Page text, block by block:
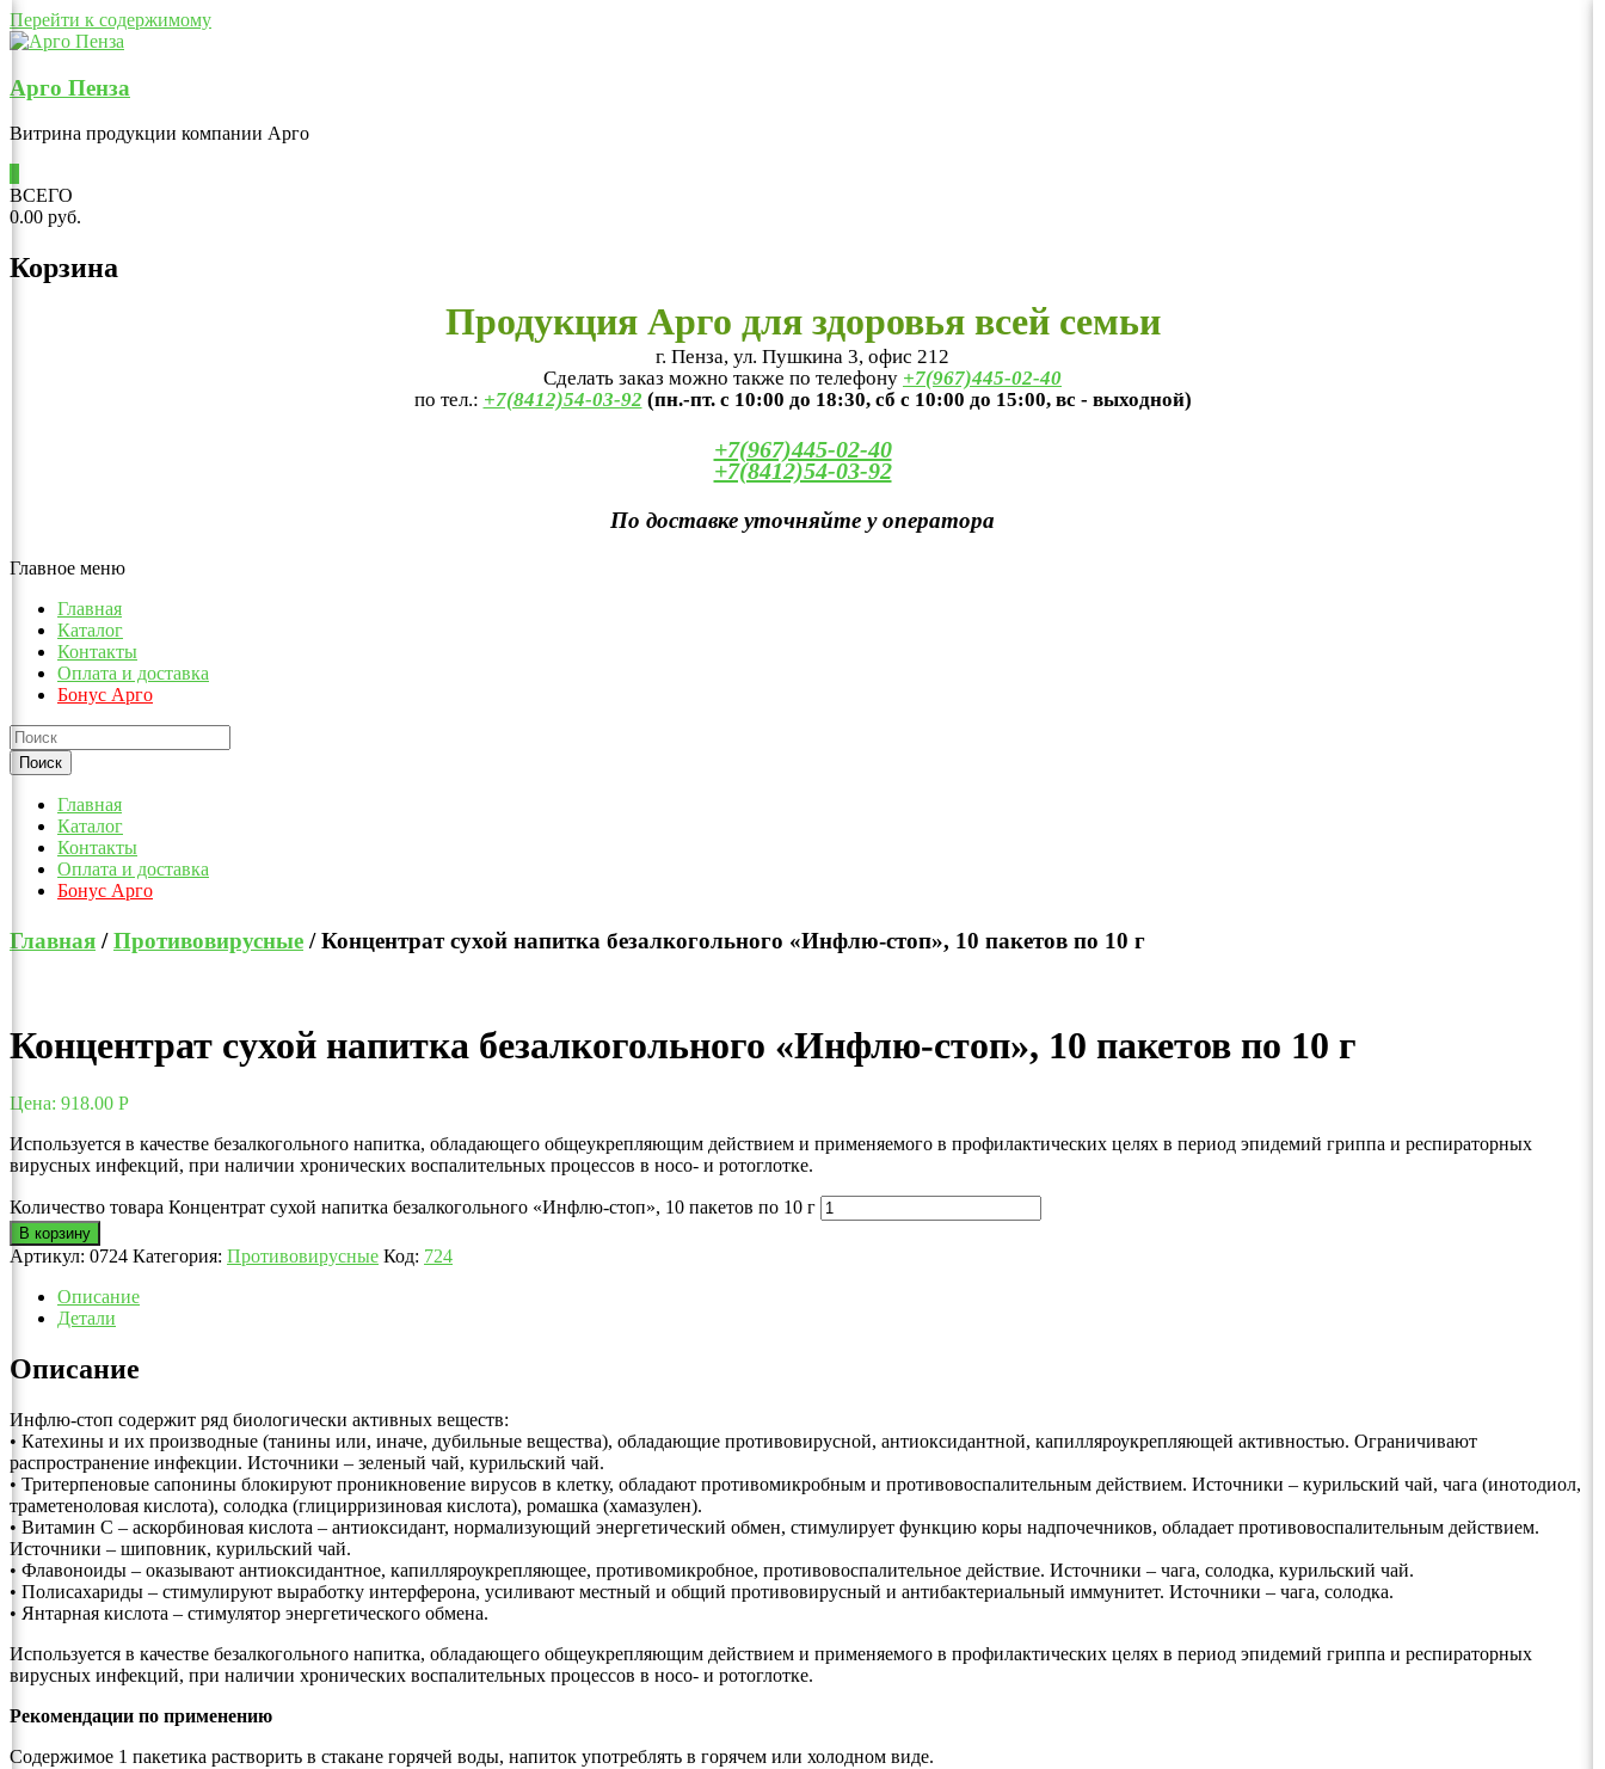
Перейти к содержимому
Арго Пенза
Витрина продукции компании Арго
ВСЕГО
0.00 руб.
Корзина
Продукция Арго для здоровья всей семьи
г. Пенза, ул. Пушкина 3, офис 212
Сделать заказ можно также по телефону +7(967)445-02-40
по тел.: +7(8412)54-03-92 (пн.-пт. с 10:00 до 18:30, сб с 10:00 до 15:00, вс - выходной)
+7(967)445-02-40
+7(8412)54-03-92
По доставке уточняйте у оператора
Главное меню
Главная
Каталог
Контакты
Оплата и доставка
Бонус Арго
Главная
Каталог
Контакты
Оплата и доставка
Бонус Арго
Главная /Противовирусные / Концентрат сухой напитка безалкогольного «Инфлю-стоп», 10 пакетов по 10 г
Концентрат сухой напитка безалкогольного «Инфлю-стоп», 10 пакетов по 10 г
Цена: 918.00 Р
Используется в качестве безалкогольного напитка, обладающего общеукрепляющим действием и применяемого в профилактических целях в период эпидемий гриппа и респираторных
вирусных инфекций, при наличии хронических воспалительных процессов в носо- и ротоглотке.
Количество товара Концентрат сухой напитка безалкогольного «Инфлю-стоп», 10 пакетов по 10 г
В корзину
Артикул: 0724 Категория: Противовирусные Код: 724
Описание
Детали
Описание
Инфлю-стоп содержит ряд биологически активных веществ:
• Катехины и их производные (танины или, иначе, дубильные вещества), обладающие противовирусной, антиоксидантной, капилляроукрепляющей активностью. Ограничивают
распространение инфекции. Источники – зеленый чай, курильский чай.
• Тритерпеновые сапонины блокируют проникновение вирусов в клетку, обладают противомикробным и противовоспалительным действием. Источники – курильский чай, чага (инотодиол,
траметеноловая кислота), солодка (глицирризиновая кислота), ромашка (хамазулен).
• Витамин С – аскорбиновая кислота – антиоксидант, нормализующий энергетический обмен, стимулирует функцию коры надпочечников, обладает противовоспалительным действием.
Источники – шиповник, курильский чай.
• Флавоноиды – оказывают антиоксидантное, капилляроукрепляющее, противомикробное, противовоспалительное действие. Источники – чага, солодка, курильский чай.
• Полисахариды – стимулируют выработку интерферона, усиливают местный и общий противовирусный и антибактериальный иммунитет. Источники – чага, солодка.
• Янтарная кислота – стимулятор энергетического обмена.
Используется в качестве безалкогольного напитка, обладающего общеукрепляющим действием и применяемого в профилактических целях в период эпидемий гриппа и респираторных
вирусных инфекций, при наличии хронических воспалительных процессов в носо- и ротоглотке.
Рекомендации по применению
Содержимое 1 пакетика растворить в стакане горячей воды, напиток употреблять в горячем или холодном виде.